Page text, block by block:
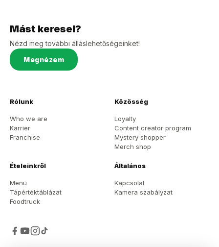
Mást keresel?
Nézd meg további álláslehetőségeinket!
Megnézem
Rólunk
Who we are
Karrier
Franchise
Közösség
Loyalty
Content creator program
Mystery shopper
Merch shop
Ételeinkről
Menü
Tápértéktáblázat
Foodtruck
Általános
Kapcsolat
Kamera szabályzat